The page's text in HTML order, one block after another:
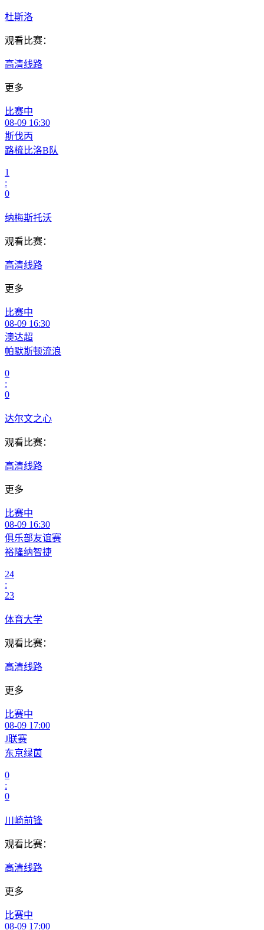
杜斯洛
观看比赛：
高清线路
更多
比赛中
08-09 16:30
斯伐丙
路梳比洛B队
1
:
0
纳梅斯托沃
观看比赛：
高清线路
更多
比赛中
08-09 16:30
澳达超
帕默斯顿流浪
0
:
0
达尔文之心
观看比赛：
高清线路
更多
比赛中
08-09 16:30
俱乐部友谊赛
裕隆纳智捷
24
:
23
体育大学
观看比赛：
高清线路
更多
比赛中
08-09 17:00
J联赛
东京绿茵
0
:
0
川崎前锋
观看比赛：
高清线路
更多
比赛中
08-09 17:00